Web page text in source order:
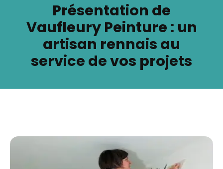
Présentation de
Vaufleury Peinture : un
artisan rennais au
service de vos projets